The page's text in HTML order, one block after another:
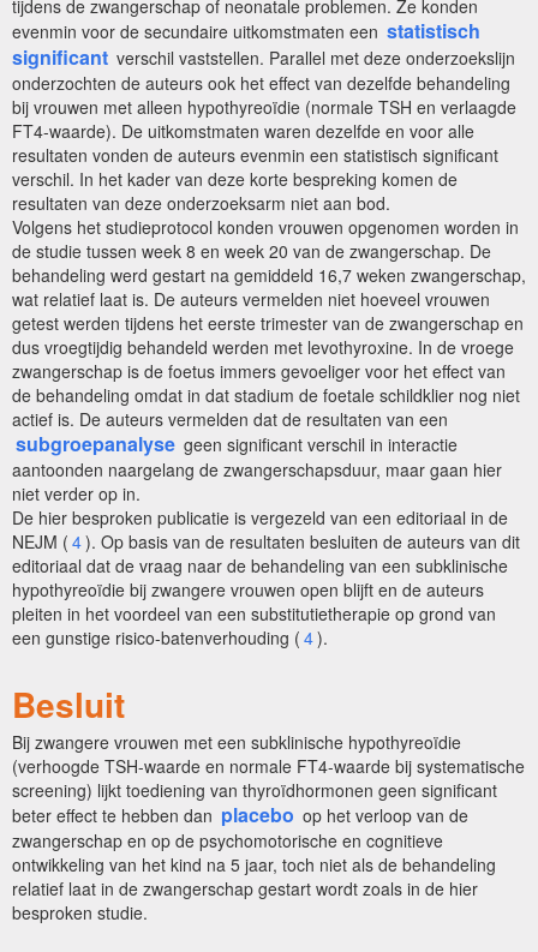
tijdens de zwangerschap of neonatale problemen. Ze konden
evenmin voor de secundaire uitkomstmaten een statistisch
significant verschil vaststellen. Parallel met deze onderzoekslijn
onderzochten de auteurs ook het effect van dezelfde behandeling
bij vrouwen met alleen hypothyreoïdie (normale TSH en verlaagde
FT4-waarde). De uitkomstmaten waren dezelfde en voor alle
resultaten vonden de auteurs evenmin een statistisch significant
verschil. In het kader van deze korte bespreking komen de
resultaten van deze onderzoeksarm niet aan bod.
Volgens het studieprotocol konden vrouwen opgenomen worden in
de studie tussen week 8 en week 20 van de zwangerschap. De
behandeling werd gestart na gemiddeld 16,7 weken zwangerschap,
wat relatief laat is. De auteurs vermelden niet hoeveel vrouwen
getest werden tijdens het eerste trimester van de zwangerschap en
dus vroegtijdig behandeld werden met levothyroxine. In de vroege
zwangerschap is de foetus immers gevoeliger voor het effect van
de behandeling omdat in dat stadium de foetale schildklier nog niet
actief is. De auteurs vermelden dat de resultaten van een
subgroepanalyse geen significant verschil in interactie
aantoonden naargelang de zwangerschapsduur, maar gaan hier
niet verder op in.
De hier besproken publicatie is vergezeld van een editoriaal in de
NEJM ( 4). Op basis van de resultaten besluiten de auteurs van dit
editoriaal dat de vraag naar de behandeling van een subklinische
hypothyreoïdie bij zwangere vrouwen open blijft en de auteurs
pleiten in het voordeel van een substitutietherapie op grond van
een gunstige risico-batenverhouding ( 4).
Besluit
Bij zwangere vrouwen met een subklinische hypothyreoïdie
(verhoogde TSH-waarde en normale FT4-waarde bij systematische
screening) lijkt toediening van thyroïdhormonen geen significant
beter effect te hebben dan placebo op het verloop van de
zwangerschap en op de psychomotorische en cognitieve
ontwikkeling van het kind na 5 jaar, toch niet als de behandeling
relatief laat in de zwangerschap gestart wordt zoals in de hier
besproken studie.